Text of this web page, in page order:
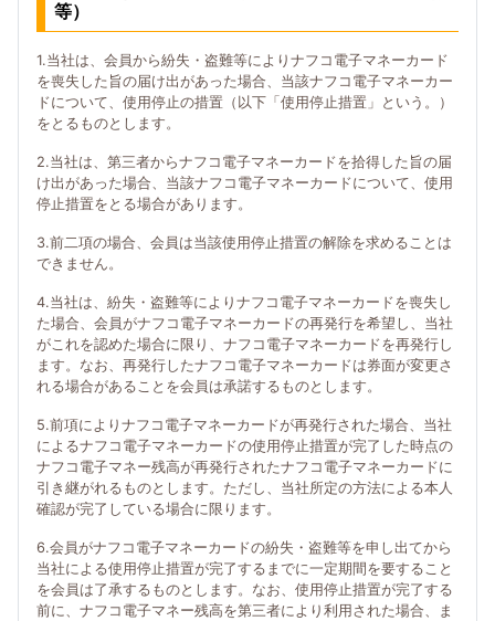
等）
1.当社は、会員から紛失・盗難等によりナフコ電子マネーカード
を喪失した旨の届け出があった場合、当該ナフコ電子マネーカー
ドについて、使用停止の措置（以下「使用停止措置」という。）
をとるものとします。
2.当社は、第三者からナフコ電子マネーカードを拾得した旨の届
け出があった場合、当該ナフコ電子マネーカードについて、使用
停止措置をとる場合があります。
3.前二項の場合、会員は当該使用停止措置の解除を求めることは
できません。
4.当社は、紛失・盗難等によりナフコ電子マネーカードを喪失し
た場合、会員がナフコ電子マネーカードの再発行を希望し、当社
がこれを認めた場合に限り、ナフコ電子マネーカードを再発行し
ます。なお、再発行したナフコ電子マネーカードは券面が変更さ
れる場合があることを会員は承諾するものとします。
5.前項によりナフコ電子マネーカードが再発行された場合、当社
によるナフコ電子マネーカードの使用停止措置が完了した時点の
ナフコ電子マネー残高が再発行されたナフコ電子マネーカードに
引き継がれるものとします。ただし、当社所定の方法による本人
確認が完了している場合に限ります。
6.会員がナフコ電子マネーカードの紛失・盗難等を申し出てから
当社による使用停止措置が完了するまでに一定期間を要すること
を会員は了承するものとします。なお、使用停止措置が完了する
前に、ナフコ電子マネー残高を第三者により利用された場合、ま